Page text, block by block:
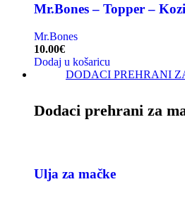
Mr.Bones – Topper –
Mr.Bones
10.00€
Dodaj u košaricu
DODACI PREHRANI
Dodaci prehrani za
Ulja za mačke